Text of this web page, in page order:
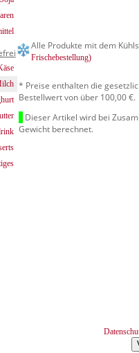
Alle Produkte mit dem
Frischebestellung)
* Preise enthalten die
Bestellwert von über 100,00 €.
Dieser Artikel wird bei
Gewicht berechnet.